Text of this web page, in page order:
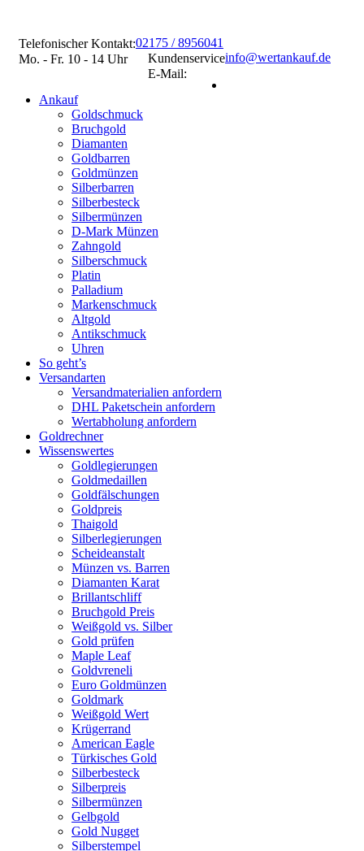
Telefonischer Kontakt:
Mo. - Fr. 10 - 14 Uhr
02175 / 8956041
Kundenservice
E-Mail:
info@wertankauf.de
Ankauf
Goldschmuck
Bruchgold
Diamanten
Goldbarren
Goldmünzen
Silberbarren
Silberbesteck
Silbermünzen
D-Mark Münzen
Zahngold
Silberschmuck
Platin
Palladium
Markenschmuck
Altgold
Antikschmuck
Uhren
So geht’s
Versandarten
Versandmaterialien anfordern
DHL Paketschein anfordern
Wertabholung anfordern
Goldrechner
Wissenswertes
Goldlegierungen
Goldmedaillen
Goldfälschungen
Goldpreis
Thaigold
Silberlegierungen
Scheideanstalt
Münzen vs. Barren
Diamanten Karat
Brillantschliff
Bruchgold Preis
Weißgold vs. Silber
Gold prüfen
Maple Leaf
Goldvreneli
Euro Goldmünzen
Goldmark
Weißgold Wert
Krügerrand
American Eagle
Türkisches Gold
Silberbesteck
Silberpreis
Silbermünzen
Gelbgold
Gold Nugget
Silberstempel